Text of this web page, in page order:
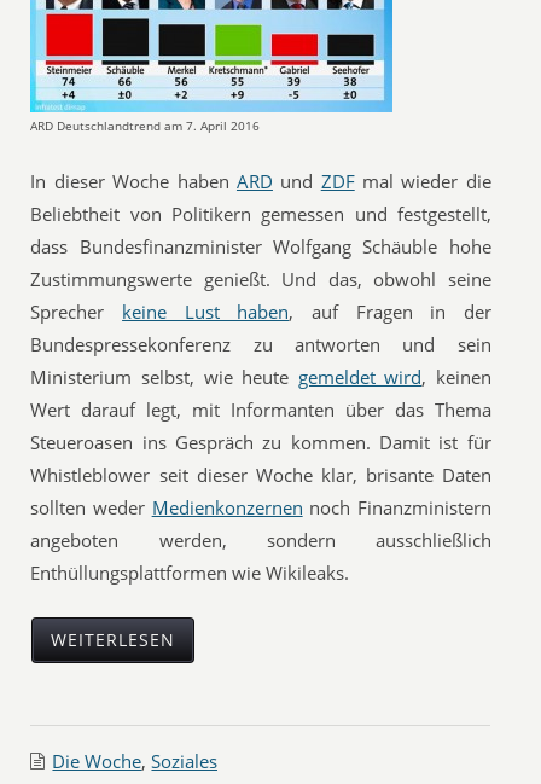
ARD Deutschlandtrend am 7. April 2016
In dieser Woche haben ARD und ZDFmal wieder die
Beliebtheit von Politikern gemessen und festgestellt,
dass Bundesfinanzminister Wolfgang Schäuble hohe
Zustimmungswerte genießt. Und das, obwohl seine
Sprecher keine Lust haben, auf Fragen in der
Bundespressekonferenz zu antworten und sein
Ministerium selbst, wie heute gemeldet wird, keinen
Wert darauf legt, mit Informanten über das Thema
Steueroasen ins Gespräch zu kommen. Damit ist für
Whistleblower seit dieser Woche klar, brisante Daten
sollten weder Medienkonzernen noch Finanzministern
angeboten werden, sondern ausschließlich
Enthüllungsplattformen wie Wikileaks.
WEITERLESEN
Die Woche,Soziales